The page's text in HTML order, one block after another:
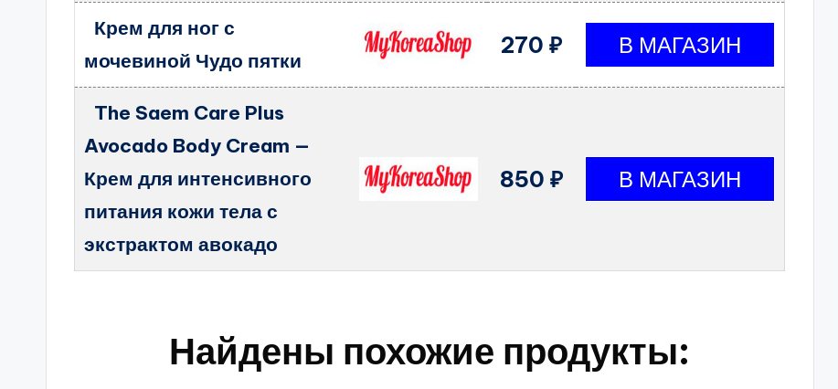
Крем для ног с
мочевиной Чудо пятки
270 ₽
The Saem Care Plus
Avocado Body Cream —
Крем для интенсивного
питания кожи тела с
экстрактом авокадо
850 ₽
Найдены похожие продукты: